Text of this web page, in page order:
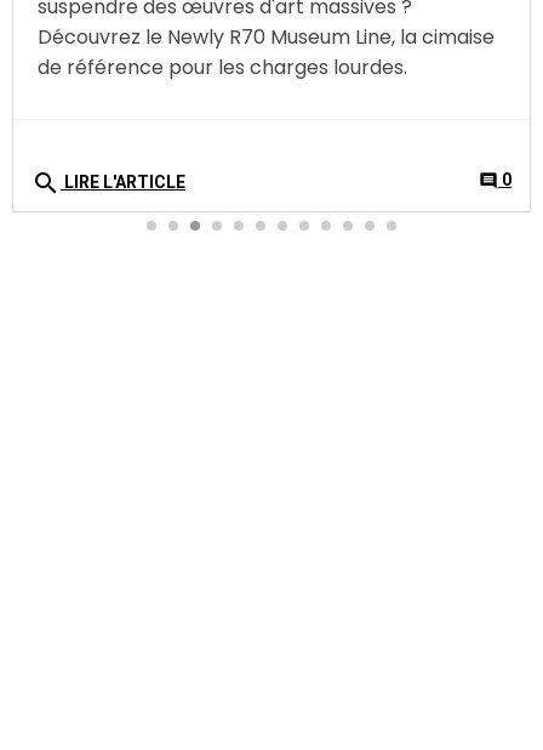
suspendre des œuvres d'art massives ?
Découvrez le Newly R70 Museum Line, la cimaise
de référence pour les charges lourdes.
search LIRE L'ARTICLE comment 0